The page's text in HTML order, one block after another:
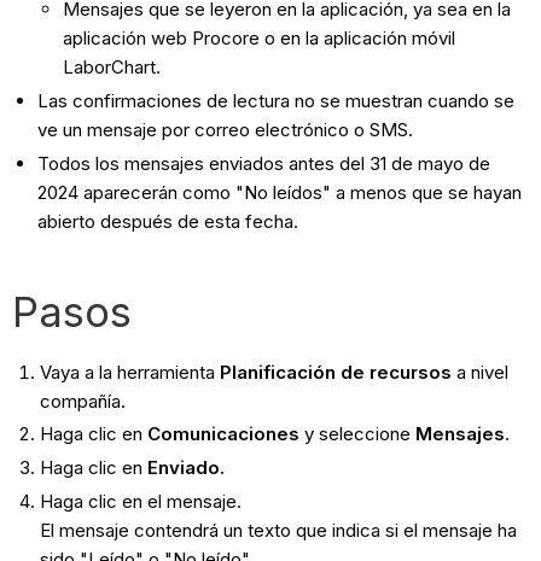
Mensajes que se leyeron en la aplicación, ya sea en la
aplicación web Procore o en la aplicación móvil
LaborChart.
Las confirmaciones de lectura no se muestran cuando se
ve un mensaje por correo electrónico o SMS.
Todos los mensajes enviados antes del 31 de mayo de
2024 aparecerán como "No leídos" a menos que se hayan
abierto después de esta fecha.
Pasos
Vaya a la herramienta Planificación de recursos a nivel
compañía.
Haga clic en Comunicaciones y seleccione Mensajes.
Haga clic en Enviado.
Haga clic en el mensaje.
El mensaje contendrá un texto que indica si el mensaje ha